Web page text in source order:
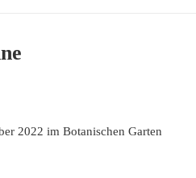
2022 im Botanischen Garten